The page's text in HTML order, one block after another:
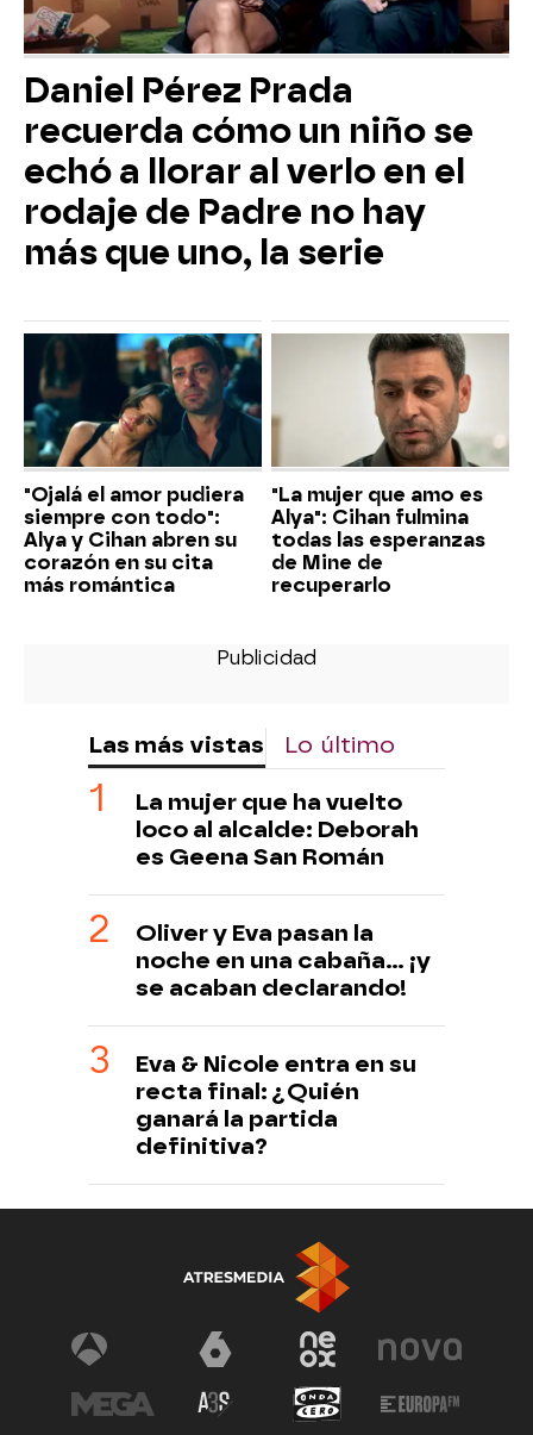
Daniel Pérez Prada
recuerda cómo un niño se
echó a llorar al verlo en el
rodaje de Padre no hay
más que uno, la serie
"Ojalá el amor pudiera
siempre con todo":
Alya y Cihan abren su
corazón en su cita
más romántica
"La mujer que amo es
Alya": Cihan fulmina
todas las esperanzas
de Mine de
recuperarlo
Las más vistas Lo último
La mujer que ha vuelto
loco al alcalde: Deborah
es Geena San Román
Oliver y Eva pasan la
noche en una cabaña… ¡y
se acaban declarando!
Eva & Nicole entra en su
recta final: ¿Quién
ganará la partida
definitiva?